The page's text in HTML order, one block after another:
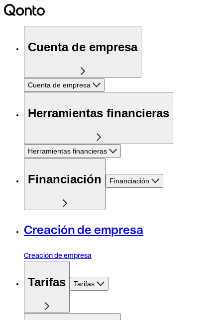
Cuenta de empresa
Cuenta de empresa
Herramientas financieras
Herramientas financieras
Financiación Financiación
Creación de empresa
Creación de empresa
Tarifas Tarifas